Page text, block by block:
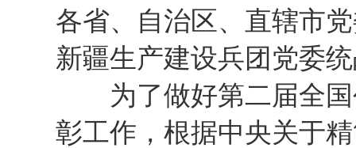
各省、自治区、直辖市
新疆生产建设兵团党委
为了做好第二届全国
彰工作，根据中央关于